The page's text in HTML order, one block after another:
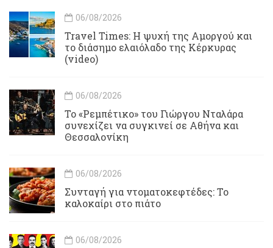
06/08/2026
Travel Times: H ψυχή της Αμοργού και
το διάσημο ελαιόλαδο της Κέρκυρας
(video)
06/08/2026
Το «Ρεμπέτικο» του Γιώργου Νταλάρα
συνεχίζει να συγκινεί σε Αθήνα και
Θεσσαλονίκη
06/08/2026
Συνταγή για ντοματοκεφτέδες: Το
καλοκαίρι στο πιάτο
06/08/2026